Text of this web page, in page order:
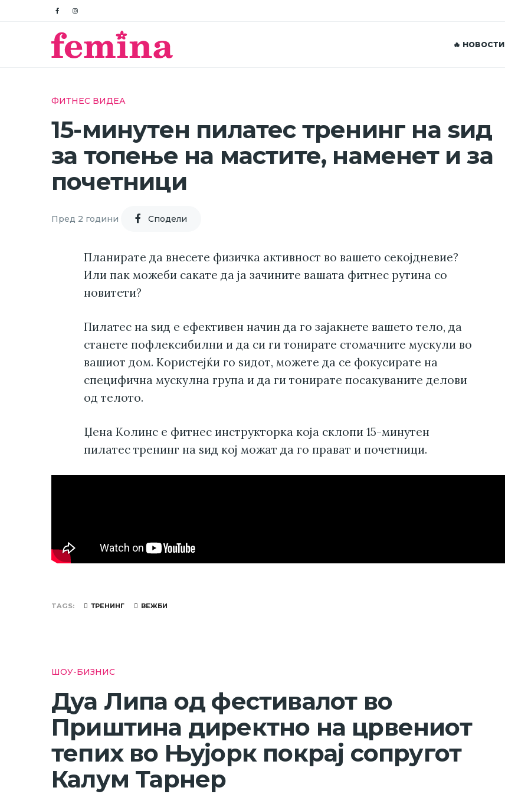
🔥 НОВОСТИ
ФИТНЕС ВИДЕА
15-минутен пилатес тренинг на ѕид
за топење на мастите, наменет и за
почетници
Пред 2 години Cподели
Планирате да внесете физичка активност во вашето секојдневие?
Или пак можеби сакате да ја зачините вашата фитнес рутина со
новитети?
Пилатес на ѕид е ефективен начин да го зајакнете вашето тело, да
станете пофлексибилни и да си ги тонирате стомачните мускули во
вашиот дом. Користејќи го ѕидот, можете да се фокусирате на
специфична мускулна група и да ги тонирате посакуваните делови
од телото.
Џена Колинс е фитнес инструкторка која склопи 15-минутен
пилатес тренинг на ѕид кој можат да го прават и почетници.
TAGS ТРЕНИНГ ВЕЖБИ
ШОУ-БИЗНИС
Дуа Липа од фестивалот во
Приштина директно на црвениот
тепих во Њујорк покрај сопругот
Калум Тарнер